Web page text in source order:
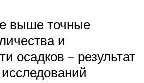
выше точные
и
осадков – результат